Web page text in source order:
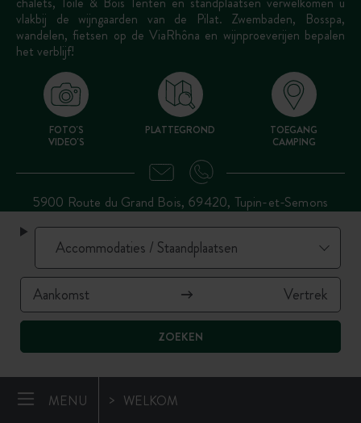
ZOEKEN
vlakbij de wijngaarden van de Pilat. Zwembaden, Bosspa,
wandelen, fietsen op de ViaRhôna en wijnproeverijen bepalen
het verblijf!
FOTO'S
VIDEO'S
PLATTEGROND
TOEGANG
CAMPING
5900 Route du Grand Bois, 69420, Tupin-et-Semons
MENU WELKOM